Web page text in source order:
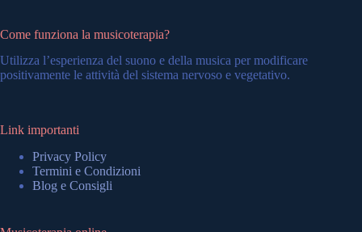
Come funziona la musicoterapia?
Utilizza l’esperienza del suono e della musica per modificare
positivamente le attività del sistema nervoso e vegetativo.
Link importanti
Privacy Policy
Termini e Condizioni
Blog e Consigli